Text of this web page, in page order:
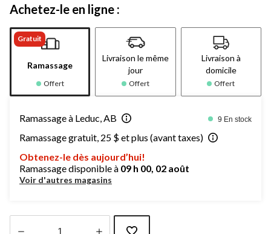
Achetez-le en ligne :
Gratuit
Ramassage
Offert
Livraison le même
jour
Offert
Livraison à
domicile
Offert
Ramassage à Leduc, AB 9 En stock
Ramassage gratuit, 25 $ et plus (avant taxes)
Obtenez-le dès aujourd’hui!
Ramassage disponible à 09 h 00, 02 août
Voir d'autres magasins